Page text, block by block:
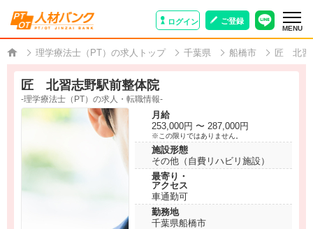
ログイン ご登録
MENU
理学療法士（PT）の求人トップ 千葉県 船橋市 匠 北習
匠 北習志野駅前整体院
-理学療法士（PT）の求人・転職情報-
月給
253,000円 〜 287,000円
※この限りではありません。
施設形態
その他（自費リハビリ施設）
最寄り・
アクセス
車通勤可
勤務地
千葉県船橋市